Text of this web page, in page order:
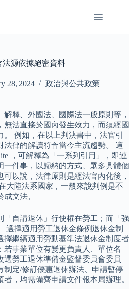
法源依據絕密資料
28, 2024 政治與公共政策
釋、外國法、國際法一般原則等，
無法直接於國內發生效力，而須經國
例如，在以上判決書中，法官引
法律的解讀符合當今主流趨勢。 這
，可解釋為「一系列引用」，即連
一件事，以歸納的方式、眾多具體個
以說，法律原則是經法官內化後，
大陸法系國家，一般來說判例是不
文法。
「自請退休」行使權在勞工；而「強
選擇適用勞工退休金條例退休金制
擇繼續適用勞動基準法退休金制度者
若事業單位有變更負責人、單位名
選勞工退休準備金監督委員會委員
制定/修訂優惠退休辦法、申請暫停
，均需備齊申請文件報本局辦理。